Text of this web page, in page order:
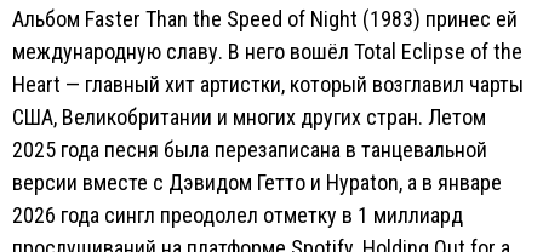
Альбом Faster Than the Speed of Night (1983) принес ей
международную славу. В него вошёл Total Eclipse of the
Heart — главный хит артистки, который возглавил чарты
США, Великобритании и многих других стран. Летом
2025 года песня была перезаписана в танцевальной
версии вместе с Дэвидом Гетто и Hypaton, а в январе
2026 года сингл преодолел отметку в 1 миллиард